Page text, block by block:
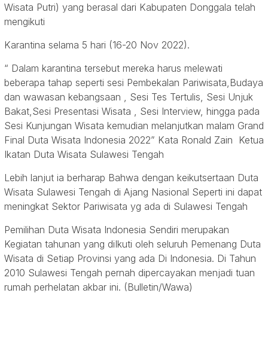
Wisata Putri) yang berasal dari Kabupaten Donggala telah
mengikuti
Karantina selama 5 hari (16-20 Nov 2022).
“ Dalam karantina tersebut mereka harus melewati
beberapa tahap seperti sesi Pembekalan Pariwisata,Budaya
dan wawasan kebangsaan , Sesi Tes Tertulis, Sesi Unjuk
Bakat,Sesi Presentasi Wisata , Sesi Interview, hingga pada
Sesi Kunjungan Wisata kemudian melanjutkan malam Grand
Final Duta Wisata Indonesia 2022” Kata Ronald Zain Ketua
Ikatan Duta Wisata Sulawesi Tengah
Lebih lanjut ia berharap Bahwa dengan keikutsertaan Duta
Wisata Sulawesi Tengah di Ajang Nasional Seperti ini dapat
meningkat Sektor Pariwisata yg ada di Sulawesi Tengah
Pemilihan Duta Wisata Indonesia Sendiri merupakan
Kegiatan tahunan yang diIkuti oleh seluruh Pemenang Duta
Wisata di Setiap Provinsi yang ada Di Indonesia. Di Tahun
2010 Sulawesi Tengah pernah dipercayakan menjadi tuan
rumah perhelatan akbar ini. (Bulletin/Wawa)